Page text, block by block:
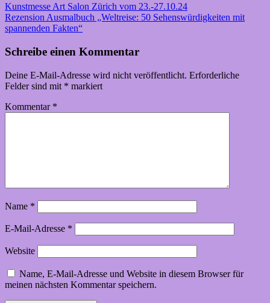
AusmalbilderAusmalbuch
Beitragsnavigation
Vorheriger
Beitrag:
Kunstmesse Art Salon Zürich vom 23.-27.10.24
Nächster
Beitrag:
Rezension Ausmalbuch „Weltreise: 50 Sehenswürdigkeiten mit
spannenden Fakten“
Schreibe einen Kommentar
Deine E-Mail-Adresse wird nicht veröffentlicht. Erforderliche
Felder sind mit * markiert
Kommentar *
Name *
E-Mail-Adresse *
Website
Name, E-Mail-Adresse und Website in diesem Browser für
meinen nächsten Kommentar speichern.